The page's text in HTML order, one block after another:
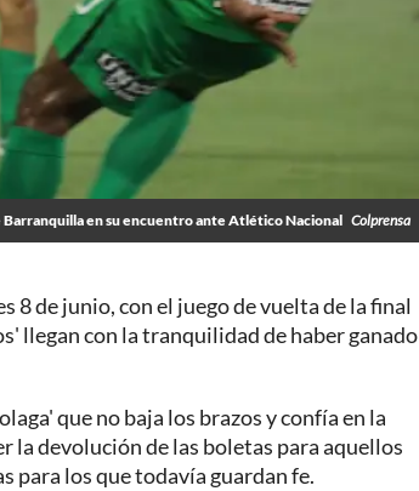
Barranquilla en su encuentro ante Atlético Nacional Colprensa
de junio, con el juego de vuelta de la final
llegan con la tranquilidad de haber ganado
que no baja los brazos y confía en la
la devolución de las boletas para aquellos
para los que todavía guardan fe.